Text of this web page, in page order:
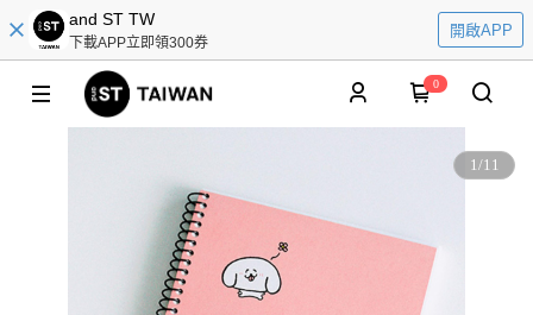
and ST TW
下載APP立即領300券
開啟APP
0
1/11